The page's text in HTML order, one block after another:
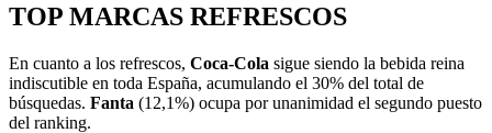
TOP MARCAS REFRESCOS
En cuanto a los refrescos, Coca-Cola sigue siendo la bebida reina
indiscutible en toda España, acumulando el 30% del total de
búsquedas. Fanta (12,1%) ocupa por unanimidad el segundo puesto
del ranking.